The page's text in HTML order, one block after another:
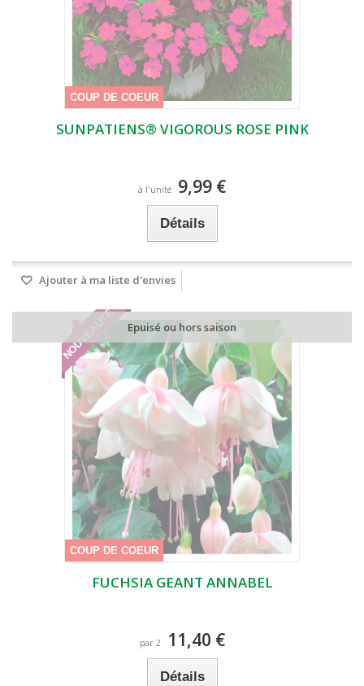
COUP DE COEUR
SUNPATIENS® VIGOROUS ROSE PINK
à l'unité 9,99 €
Détails
Ajouter à ma liste d'envies
Epuisé ou hors saison
COUP DE COEUR
NOUVEAUTÉ
FUCHSIA GEANT ANNABEL
par 2 11,40 €
Détails